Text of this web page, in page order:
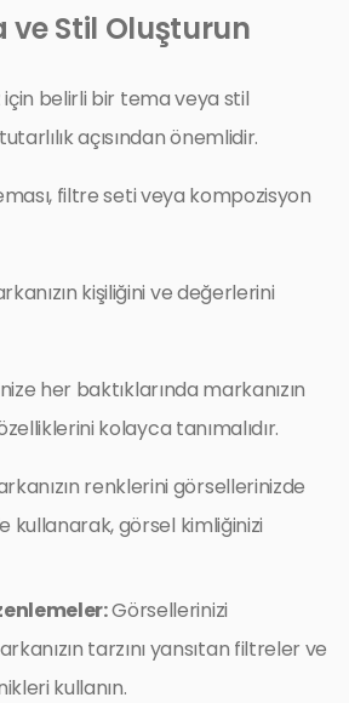
ve Stil Oluşturun
belirli bir tema veya stil
açısından önemlidir.
filtre seti veya kompozisyon
kişiliğini ve değerlerini
her baktıklarında markanızın
kolayca tanımalıdır.
renklerini görsellerinizde
kullanarak, görsel kimliğinizi
Görsellerinizi
tarzını yansıtan filtreler ve
kullanın.